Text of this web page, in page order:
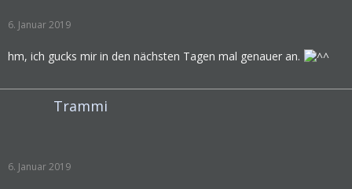
6. Januar 2019
hm, ich gucks mir in den nächsten Tagen mal genauer an.
Trammi
6. Januar 2019